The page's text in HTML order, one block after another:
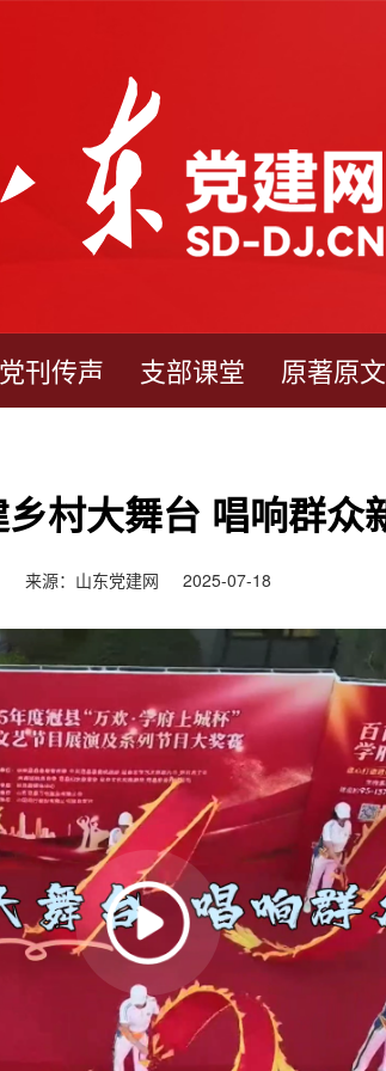
党刊传声 支部课堂 原著原文
村大舞台 唱响群众
来源：山东党建网 2025-07-18